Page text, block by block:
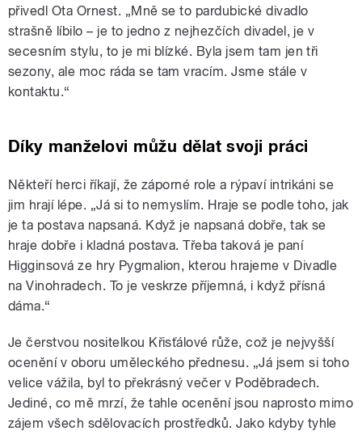
přivedl Ota Ornest. „Mně se to pardubické divadlo
strašně líbilo – je to jedno z nejhezčích divadel, je v
secesním stylu, to je mi blízké. Byla jsem tam jen tři
sezony, ale moc ráda se tam vracím. Jsme stále v
kontaktu.“
Díky manželovi můžu dělat svoji práci
Někteří herci říkají, že záporné role a rýpaví intrikáni se
jim hrají lépe. „Já si to nemyslím. Hraje se podle toho, jak
je ta postava napsaná. Když je napsaná dobře, tak se
hraje dobře i kladná postava. Třeba taková je paní
Higginsová ze hry Pygmalion, kterou hrajeme v Divadle
na Vinohradech. To je veskrze příjemná, i když přísná
dáma.“
Je čerstvou nositelkou Křisťálové růže, což je nejvyšší
ocenění v oboru uměleckého přednesu. „Já jsem si toho
velice vážila, byl to překrásný večer v Poděbradech.
Jediné, co mě mrzí, že tahle ocenění jsou naprosto mimo
zájem všech sdělovacích prostředků. Jako kdyby tyhle